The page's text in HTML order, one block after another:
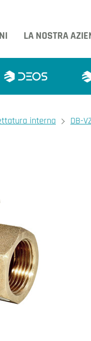
LA NOSTRA
interna DB-